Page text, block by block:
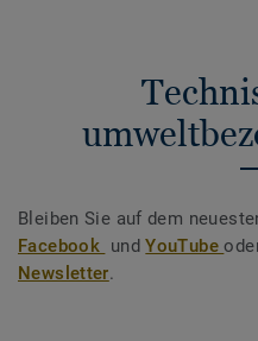
Bleiben Sie auf dem
Facebook undYouTube
Newsletter.